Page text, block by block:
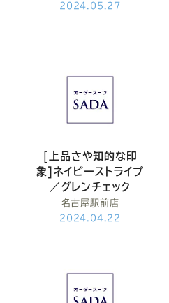
2024.05.27
[上品さや知的な印
象]ネイビーストライプ
／グレンチェック
名古屋駅前店
2024.04.22